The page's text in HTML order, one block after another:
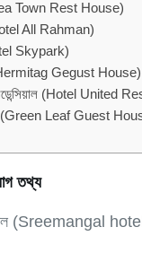
Town Rest House)
All Rahman)
Skypark)
(Hermitag Gegust House)
(Hotel United
(Green Leaf Guest
তথ্য
(Sreemangal